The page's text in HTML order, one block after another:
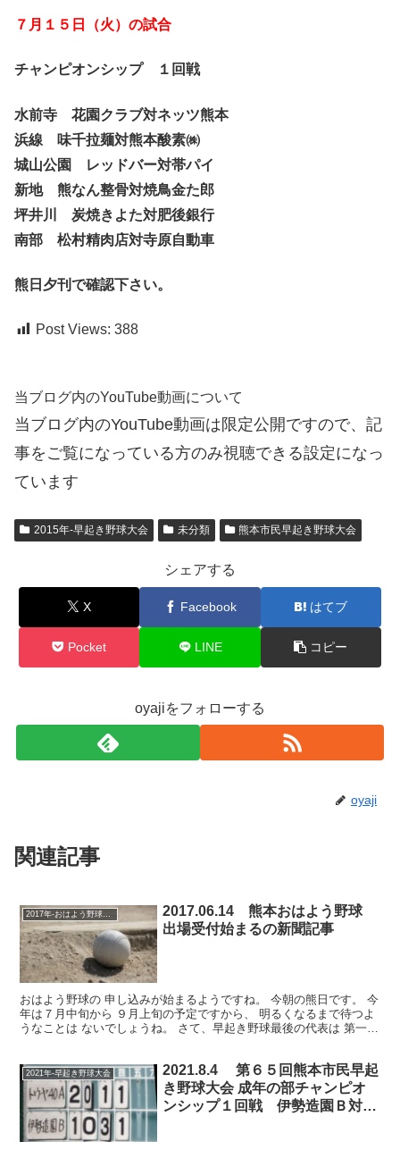
７月１５日（火）の試合
チャンピオンシップ １回戦
水前寺 花園クラブ対ネッツ熊本
浜線 味千拉麺対熊本酸素㈱
城山公園 レッドバー対帯パイ
新地 熊なん整骨対焼鳥金た郎
坪井川 炭焼きよた対肥後銀行
南部 松村精肉店対寺原自動車
熊日夕刊で確認下さい。
Post Views: 388
当ブログ内のYouTube動画について
当ブログ内のYouTube動画は限定公開ですので、記
事をご覧になっている方のみ視聴できる設定になっ
ています
2015年-早起き野球大会 未分類 熊本市民早起き野球大会
シェアする
X Facebook はてブ
Pocket LINE コピー
oyajiをフォローする
oyaji
関連記事
2017年-おはよう野球大会
2017.06.14 熊本おはよう野球
出場受付始まるの新聞記事
おはよう野球の 申し込みが始まるようですね。 今朝の熊日です。 今
年は７月中旬から ９月上旬の予定ですから、 明るくなるまで待つよ
うなことは ないでしょうね。 さて、早起き野球最後の代表は 第一
2021年-早起き野球大会
2021.8.4 第６５回熊本市民早起
き野球大会 成年の部チャンピオ
ンシップ１回戦 伊勢造園Ｂ対ト